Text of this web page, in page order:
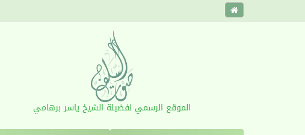
الموقع الرسمي لفضيلة الشيخ ياسر برهامي